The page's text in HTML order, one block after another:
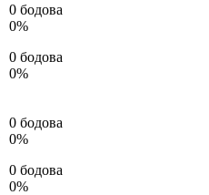
0 бодова
0%
0 бодова
0%
0 бодова
0%
0 бодова
0%